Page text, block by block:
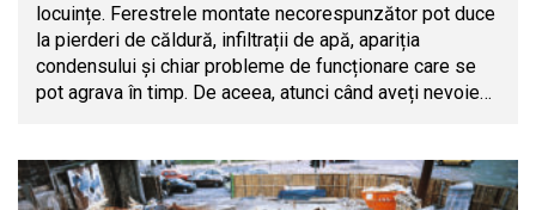
locuințe. Ferestrele montate necorespunzător pot duce
la pierderi de căldură, infiltrații de apă, apariția
condensului și chiar probleme de funcționare care se
pot agrava în timp. De aceea, atunci când aveți nevoie…